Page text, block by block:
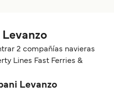
Levanzo
2 compañías navieras
Lines Fast Ferries &
Levanzo